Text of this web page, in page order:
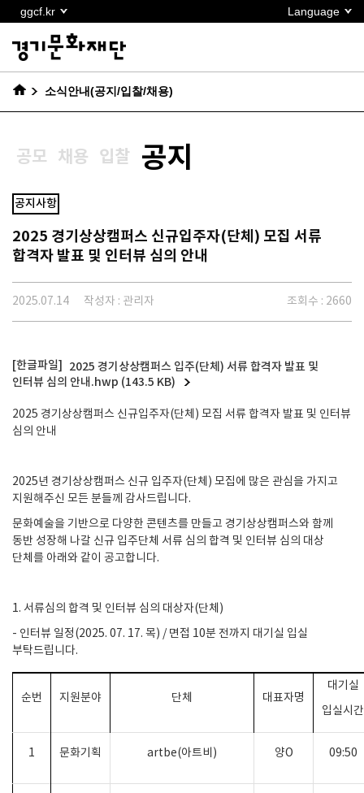
바로가기
ggcf.kr Language
소식안내(공지/입찰/채용)
공모 채용 입찰 공지
공지사항
2025 경기상상캠퍼스 신규입주자(단체) 모집 서류
합격자 발표 및 인터뷰 심의 안내
2025.07.14 작성자 : 관리자 조회수 : 2660
2025 경기상상캠퍼스 입주(단체) 서류 합격자 발표 및
인터뷰 심의 안내.hwp (143.5 KB)
2025 경기상상캠퍼스 신규입주자(단체 ) 모집 서류 합격자 발표 및 인터뷰
심의 안내
2025년 경기상상캠퍼스 신규 입주자(단체 ) 모집에 많은 관심을 가지고
지원해주신 모든 분들께 감사드립니다.
문화예술을 기반으로 다양한 콘텐츠를 만들고 경기상상캠퍼스와 함께
동반 성장해 나갈 신규 입주단체 서류 심의 합격 및 인터뷰 심의 대상
단체를 아래와 같이 공고합니다.
1. 서류심의 합격 및 인터뷰 심의 대상자(단체 )
- 인터뷰 일정(2025. 07. 17. 목) / 면접 10분 전까지 대기실 입실
부탁드립니다.
순번 지원분야 단체 대표자명
대기실
입실시간
1 문화기획 artbe(아트비 ) 양O 09:50